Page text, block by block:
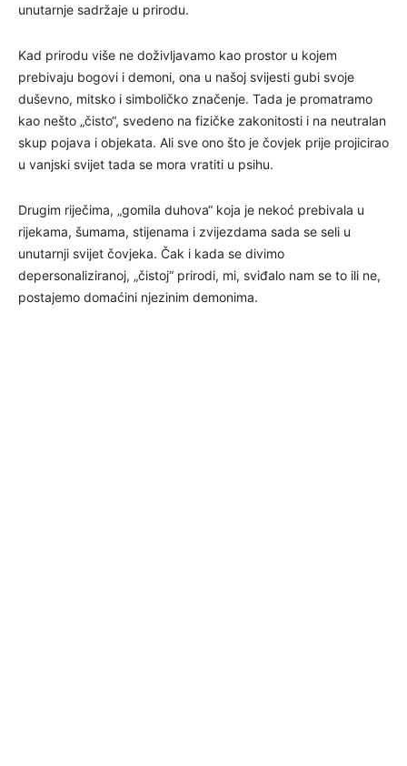
unutarnje sadržaje u prirodu.
Kad prirodu više ne doživljavamo kao prostor u kojem
prebivaju bogovi i demoni, ona u našoj svijesti gubi svoje
duševno, mitsko i simboličko značenje. Tada je promatramo
kao nešto „čisto“, svedeno na fizičke zakonitosti i na neutralan
skup pojava i objekata. Ali sve ono što je čovjek prije projicirao
u vanjski svijet tada se mora vratiti u psihu.
Drugim riječima, „gomila duhova“ koja je nekoć prebivala u
rijekama, šumama, stijenama i zvijezdama sada se seli u
unutarnji svijet čovjeka. Čak i kada se divimo
depersonaliziranoj, „čistoj“ prirodi, mi, sviđalo nam se to ili ne,
postajemo domaćini njezinim demonima.